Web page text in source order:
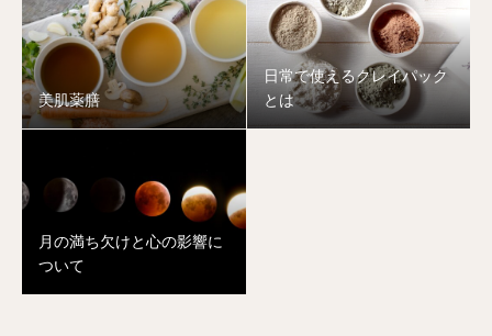
美肌薬膳
日常で使えるクレイパック
とは
月の満ち欠けと心の影響に
ついて